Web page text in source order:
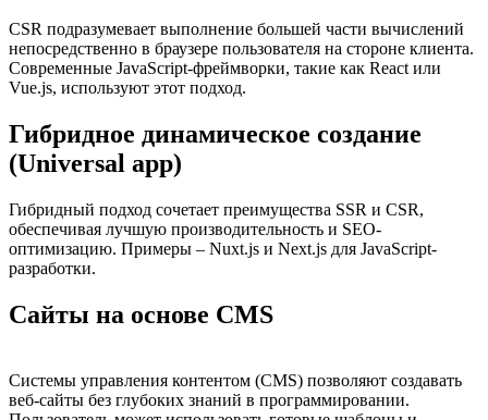
CSR подразумевает выполнение большей части вычислений
непосредственно в браузере пользователя на стороне клиента.
Современные JavaScript-фреймворки, такие как React или
Vue.js, используют этот подход.
Гибридное динамическое создание
(Universal app)
Гибридный подход сочетает преимущества SSR и CSR,
обеспечивая лучшую производительность и SEO-
оптимизацию. Примеры – Nuxt.js и Next.js для JavaScript-
разработки.
Сайты на основе CMS
Системы управления контентом (CMS) позволяют создавать
веб-сайты без глубоких знаний в программировании.